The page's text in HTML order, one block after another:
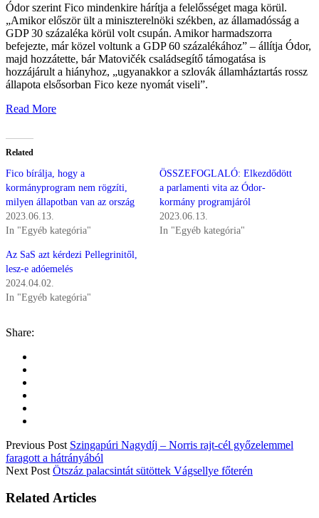
Ódor szerint Fico mindenkire hárítja a felelősséget maga körül.
„Amikor először ült a miniszterelnöki székben, az államadósság a
GDP 30 százaléka körül volt csupán. Amikor harmadszorra
befejezte, már közel voltunk a GDP 60 százalékához” – állítja Ódor,
majd hozzátette, bárMatovičék családsegítő támogatása is
hozzájárult a hiányhoz, „ugyanakkora szlovák államháztartás rossz
állapota elsősorban Fico keze nyomát viseli”.
Read More
Related
Fico bírálja, hogy a
kormányprogram nem rögzíti,
milyen állapotban van az ország
2023.06.13.
In "Egyéb kategória"
ÖSSZEFOGLALÓ: Elkezdődött
a parlamenti vita az Ódor-
kormány programjáról
2023.06.13.
In "Egyéb kategória"
Az SaS azt kérdezi Pellegrinitől,
lesz-e adóemelés
2024.04.02.
In "Egyéb kategória"
Share:
Previous Post Szingapúri Nagydíj – Norris rajt-cél győzelemmel
faragott a hátrányából
Next Post Ötszáz palacsintát sütöttek Vágsellye főterén
Related Articles